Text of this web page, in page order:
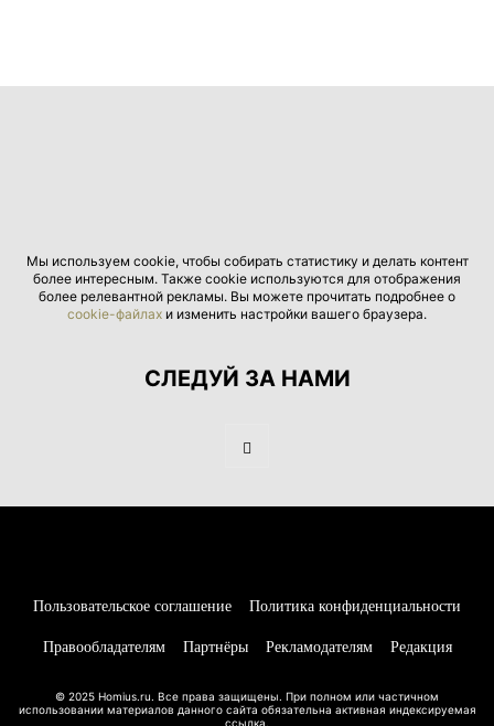
Мы используем cookie, чтобы собирать статистику и делать контент
более интересным. Также cookie используются для отображения
более релевантной рекламы. Вы можете прочитать подробнее о
cookie-файлах и изменить настройки вашего браузера.
СЛЕДУЙ ЗА НАМИ
Пользовательское соглашение Политика конфиденциальности
Правообладателям Партнёры Рекламодателям Редакция
© 2025 Homius.ru. Все права защищены. При полном или частичном
использовании материалов данного сайта обязательна активная индексируемая
ссылка.